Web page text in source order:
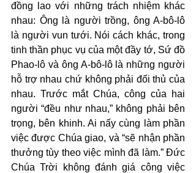
đồng lao với những trách nhiệm khác
nhau: Ông là người trồng, ông A-bô-lô
là người vun tưới. Nói cách khác, trong
tinh thần phục vụ của một đầy tớ, Sứ đồ
Phao-lô và ông A-bô-lô là những người
hỗ trợ nhau chứ không phải đối thủ của
nhau. Trước mắt Chúa, công của hai
người “đều như nhau,” không phải bên
trọng, bên khinh. Ai nấy cùng làm phần
việc được Chúa giao, và “sẽ nhận phần
thưởng tùy theo việc mình đã làm.” Đức
Chúa Trời không đánh giá công việc